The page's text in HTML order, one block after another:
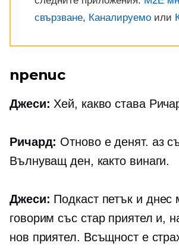
свързване, Каналируемо или
препис
Джеси: Хей, какво става
Ричард: Отново е денят. аз
Вълнуващ ден, както винаги.
Джеси: Подкаст петък и
говорим със стар приятел и,
нов приятел. Всъщност е